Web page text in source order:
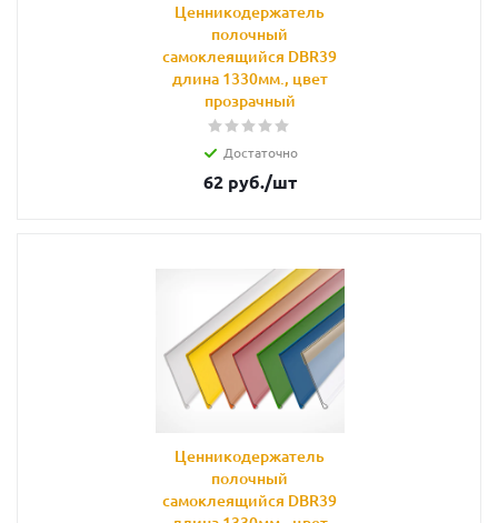
Ценникодержатель
полочный
самоклеящийся DBR39
длина 1330мм., цвет
прозрачный
Достаточно
62руб./шт
Ценникодержатель
полочный
самоклеящийся DBR39